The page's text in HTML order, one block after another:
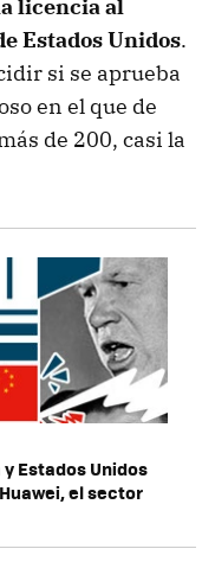
licencia al
Estados Unidos.
si se aprueba
en el que de
de 200, casi la
Estados Unidos
el sector